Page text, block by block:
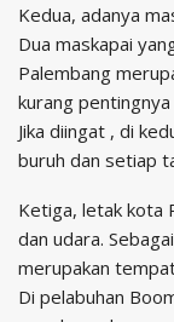
Kedua, adanya
Dua maskapai
Palembang
kurang
Jika diingat , di
buruh dan setiap
Ketiga, letak kota
dan udara.
merupakan
Di pelabuhan